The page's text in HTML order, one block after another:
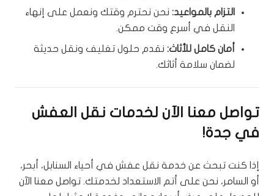
التزام بالمواعيد: نحن نحترم وقتك ونعمل على إنهاء
النقل في أسرع وقت ممكن.
أمان كامل للأثاث: نقدم حلول تغليف ونقل حديثة
لضمان سلامة أثاثك.
تواصل معنا الآن لخدمات نقل العفش
في جدة!
إذا كنت تبحث عن خدمة نقل عفش في أحياء السنابل، أبحر،
أو السامر، نحن على أتم الاستعداد لخدمتك. تواصل معنا الآن